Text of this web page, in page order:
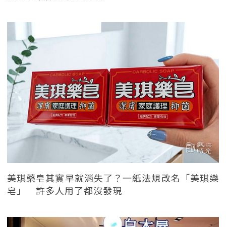
美琪藥皂其實早就消失了？一紙法規改名「美琪樂
皂」 許多人用了都沒發現